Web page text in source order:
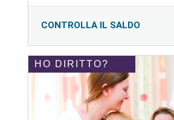
CONTROLLA IL SALDO
HO DIRITTO?